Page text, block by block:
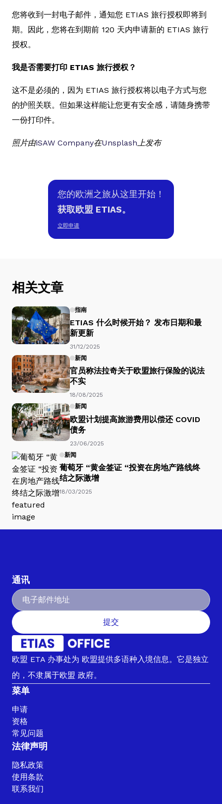
您将收到一封电子邮件，通知您 ETIAS 旅行授权即将到
期。因此，您将在到期前 120 天内申请新的 ETIAS 旅行
授权。
我是否需要打印 ETIAS 旅行授权？
这不是必须的，因为 ETIAS 旅行授权将以电子方式与您
的护照关联。但如果这样能让您更有安全感，请随身携带
一份打印件。
照片由iSAW Company在Unsplash上发布
您的欧洲之旅从这里开始！
获取欧盟 ETIAS。
立即申请
相关文章
指南
ETIAS 什么时候开始？ 发布日期和最
新更新
31/12/2025
新闻
官员称法拉奇关于欧盟旅行保险的说法
不实
18/08/2025
新闻
欧盟计划提高旅游费用以偿还 COVID
债务
23/06/2025
新闻
葡萄牙 “黄金签证 “投资在房地产路线终
结之际激增
18/03/2025
通讯
提交
欧盟 ETA 办事处为 欧盟提供多语种入境信息。它是独立
的，不隶属于欧盟 政府。
菜单
申请
资格
常见问题
法律声明
隐私政策
使用条款
联系我们